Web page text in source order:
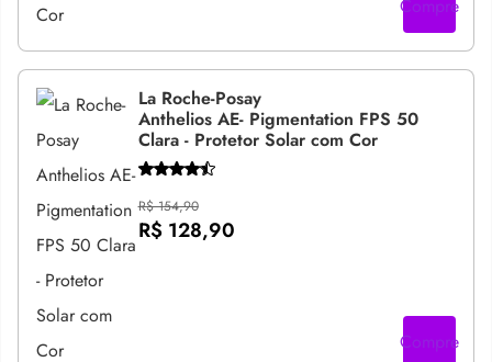
Compre
La Roche-Posay
Anthelios AE- Pigmentation FPS 50
Clara - Protetor Solar com Cor
R$ 154,90
R$ 128,90
Compre